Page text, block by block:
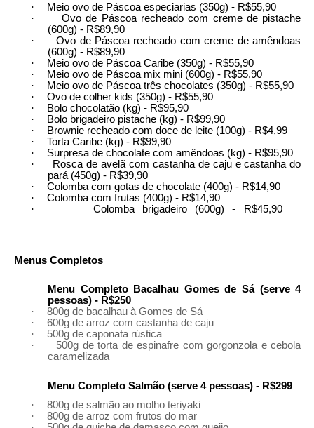
·
Meio ovo de Páscoa especiarias (350g) - R$55,90
·
Ovo de Páscoa recheado com creme de pistache
(600g) - R$89,90
·
Ovo de Páscoa recheado com creme de amêndoas
(600g) - R$89,90
·
Meio ovo de Páscoa Caribe (350g) - R$55,90
·
Meio ovo de Páscoa mix mini (600g) - R$55,90
·
Meio ovo de Páscoa três chocolates (350g) - R$55,90
·
Ovo de colher kids (350g) - R$55,90
·
Bolo chocolatão (kg) - R$95,90
·
Bolo brigadeiro pistache (kg) - R$99,90
·
Brownie recheado com doce de leite (100g) - R$4,99
·
Torta Caribe (kg) - R$99,90
·
Surpresa de chocolate com amêndoas (kg) - R$95,90
·
Rosca de avelã com castanha de caju e castanha do
pará (450g) - R$39,90
·
Colomba com gotas de chocolate (400g) - R$14,90
·
Colomba com frutas (400g) - R$14,90
·
Colomba brigadeiro (600g) - R$45,90
Menus Completos
Menu Completo Bacalhau Gomes de Sá (serve 4
pessoas) - R$250
·
800g de bacalhau à Gomes de Sá
·
600g de arroz com castanha de caju
·
500g de caponata rústica
·
500g de torta de espinafre com gorgonzola e cebola
caramelizada
Menu Completo Salmão (serve 4 pessoas) - R$299
·
800g de salmão ao molho teriyaki
·
800g de arroz com frutos do mar